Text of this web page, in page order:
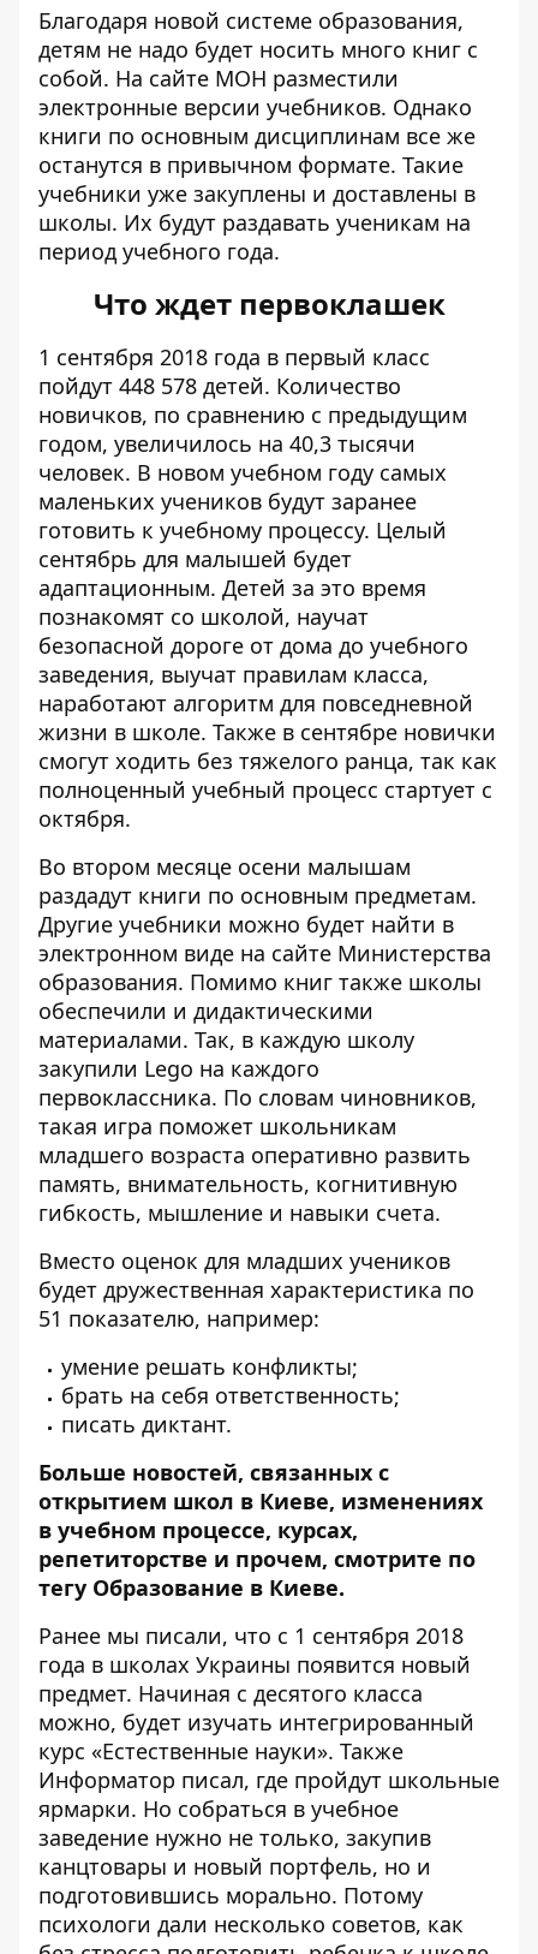
Благодаря новой системе образования,
детям не надо будет носить много книг с
собой. На сайте МОН разместили
электронные версии учебников. Однако
книги по основным дисциплинам все же
останутся в привычном формате. Такие
учебники уже закуплены и доставлены в
школы. Их будут раздавать ученикам на
период учебного года.
Что ждет первоклашек
1 сентября 2018 года в первый класс
пойдут 448 578 детей. Количество
новичков, по сравнению с предыдущим
годом, увеличилось на 40,3 тысячи
человек. В новом учебном году самых
маленьких учеников будут заранее
готовить к учебному процессу. Целый
сентябрь для малышей будет
адаптационным. Детей за это время
познакомят со школой, научат
безопасной дороге от дома до учебного
заведения, выучат правилам класса,
наработают алгоритм для повседневной
жизни в школе. Также в сентябре новички
смогут ходить без тяжелого ранца, так как
полноценный учебный процесс стартует с
октября.
Во втором месяце осени малышам
раздадут книги по основным предметам.
Другие учебники можно будет найти в
электронном виде на сайте Министерства
образования. Помимо книг также школы
обеспечили и дидактическими
материалами. Так, в каждую школу
закупили Lego на каждого
первоклассника. По словам чиновников,
такая игра поможет школьникам
младшего возраста оперативно развить
память, внимательность, когнитивную
гибкость, мышление и навыки счета.
Вместо оценок для младших учеников
будет дружественная характеристика по
51 показателю, например:
умение решать конфликты;
брать на себя ответственность;
писать диктант.
Больше новостей, связанных с
открытием школ в Киеве, изменениях
в учебном процессе, курсах,
репетиторстве и прочем, смотрите по
тегу Образование в Киеве.
Ранее мы писали, что с 1 сентября 2018
года в школах Украины появится новый
предмет. Начиная с десятого класса
можно, будет изучать интегрированный
курс «Естественные науки». Также
Информатор писал, где пройдут школьные
ярмарки. Но собраться в учебное
заведение нужно не только, закупив
канцтовары и новый портфель, но и
подготовившись морально. Потому
психологи дали несколько советов, как